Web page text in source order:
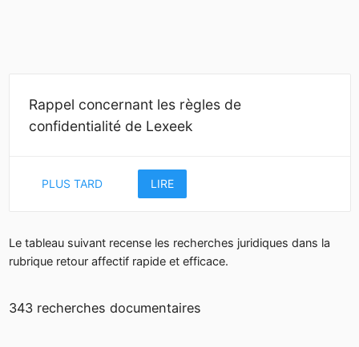
Rappel concernant les règles de
confidentialité de Lexeek
PLUS TARD LIRE
Le tableau suivant recense les recherches juridiques dans la
rubrique retour affectif rapide et efficace.
343 recherches documentaires